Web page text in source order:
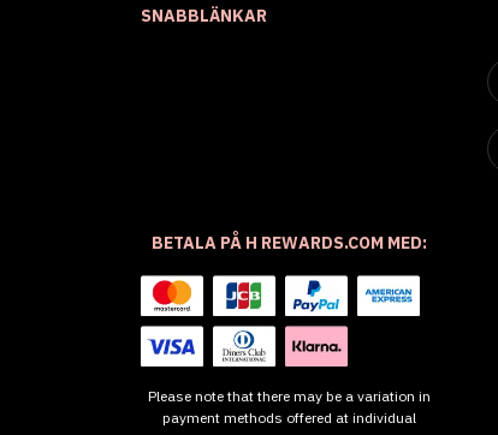
SNABBLÄNKAR
BETALA PÅ H REWARDS.COM MED:
Please note that there may be a variation in
payment methods offered at individual